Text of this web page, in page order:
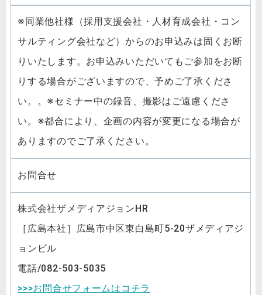
※同業他社様（採用支援会社・人材育成会社・コン
サルティング会社など）からのお申込みは固くお断
りいたします。お申込みいただいてもご参加をお断
りする場合がございますので、予めご了承くださ
い。。※セミナー中の録音、撮影はご遠慮くださ
い。※都合により、企画の内容が変更になる場合が
ありますのでご了承ください。
お問合せ
株式会社ザメディアジョンHR
［広島本社］広島市中区東白島町5-20ザメディアジ
ョンビル
電話/082-503-5035
>>>お問合せフォームはコチラ